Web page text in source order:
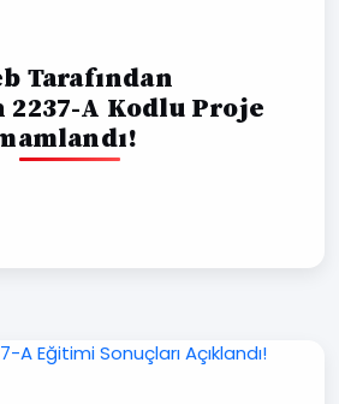
Tarafından
A Kodlu Proje